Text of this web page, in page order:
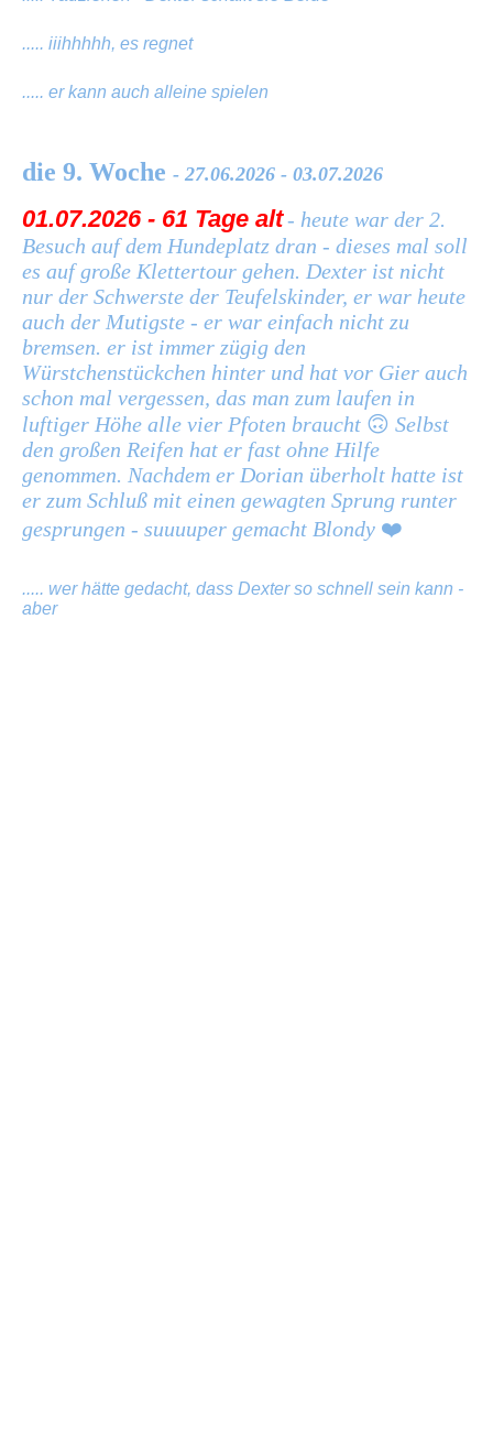
..... iiihhhhh, es regnet
..... er kann auch alleine spielen
die 9. Woche - 27.06.2026 - 03.07.2026
01.07.2026 - 61 Tage alt- heute war der 2.
Besuch auf dem Hundeplatz dran - dieses mal soll
es auf große Klettertour gehen. Dexter ist nicht
nur der Schwerste der Teufelskinder, er war heute
auch der Mutigste - er war einfach nicht zu
bremsen. er ist immer zügig den
Würstchenstückchen hinter und hat vor Gier auch
schon mal vergessen, das man zum laufen in
luftiger Höhe alle vier Pfoten braucht 🙃 Selbst
den großen Reifen hat er fast ohne Hilfe
genommen. Nachdem er Dorian überholt hatte ist
er zum Schluß mit einen gewagten Sprung runter
gesprungen - suuuuper gemacht Blondy ❤️
..... wer hätte gedacht, dass Dexter so schnell sein kann -
aber